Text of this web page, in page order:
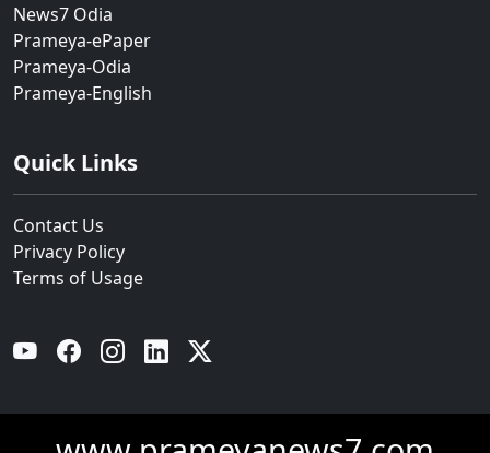
News7 Odia
Prameya-ePaper
Prameya-Odia
Prameya-English
Quick Links
Contact Us
Privacy Policy
Terms of Usage
YouTube Facebook Instagram Linkedin